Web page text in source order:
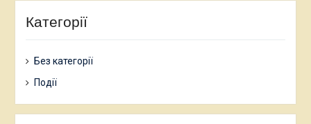
Категорії
Без категорії
Події